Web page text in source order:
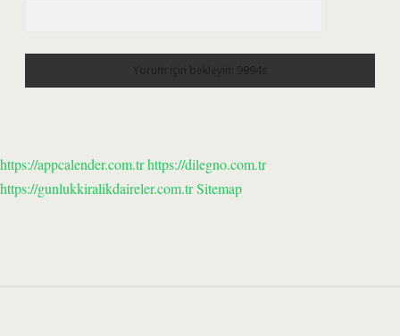
https://appcalender.com.trhttps://dilegno.com.tr
https://gunlukkiralikdaireler.com.trSitemap